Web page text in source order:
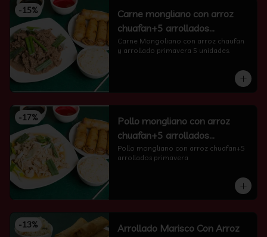
-15%
Carne mongliano con arroz
chuafan+5 arrollados
primavera
Carne Mongoliano con arroz chaufan
y arrollado primavera 5 unidades.
-17%
Pollo mongliano con arroz
chuafan+5 arrollados
primavera
Pollo mongliano con arroz chuafan+5
arrollados primavera
-13%
Arrollado Marisco Con Arroz